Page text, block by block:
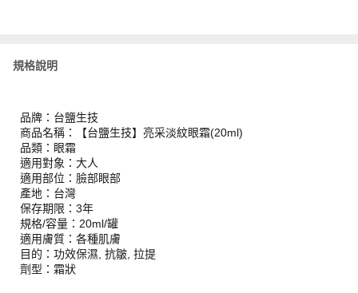
規格說明
品牌：台鹽生技
商品名稱：【台鹽生技】亮采淡紋眼霜(20ml)
品類：眼霜
適用對象：大人
適用部位：臉部眼部
產地：台灣
保存期限：3年
規格/容量：20ml/罐
適用膚質：各種肌膚
目的：功效保濕, 抗皺, 拉提
劑型：霜狀